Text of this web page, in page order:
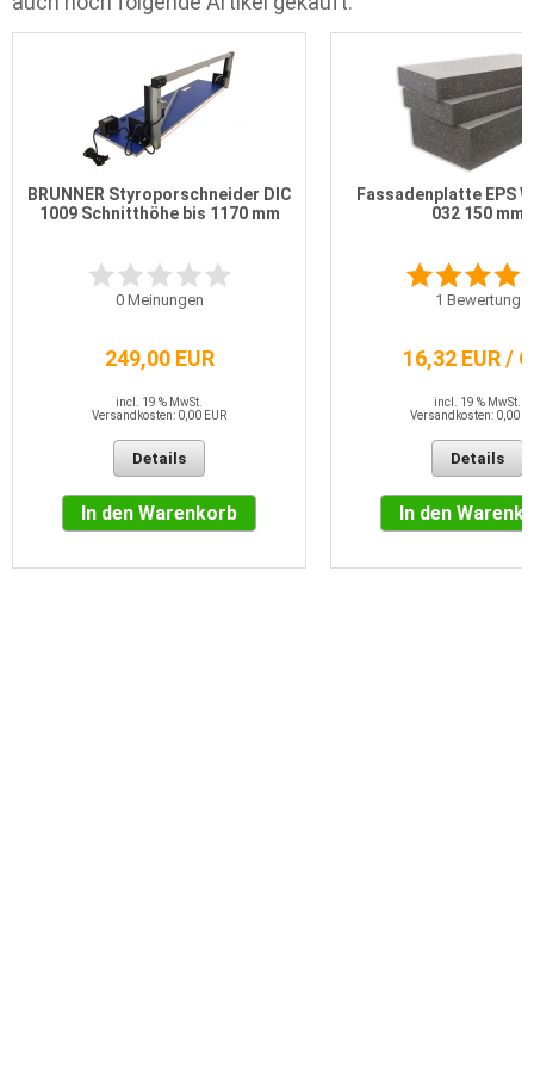
BRUNNER Styroporschneider DIC
1009 Schnitthöhe bis 1170 mm
0Meinungen
249,00 EUR
incl. 19 % MwSt.
Versandkosten: 0,00 EUR
Details
In den Warenkorb
Fassadenplatte EPS
032 150 mm
1 Bewertung
16,32 EUR /
incl. 19 % MwSt.
Versandkosten: 0,00
Details
In den